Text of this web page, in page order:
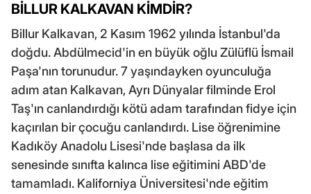
BİLLUR KALKAVAN KİMDİR?
Billur Kalkavan, 2 Kasım 1962 yılında İstanbul'da
doğdu. Abdülmecid'in en büyük oğlu Zülüflü İsmail
Paşa'nın torunudur. 7 yaşındayken oyunculuğa
adım atan Kalkavan, Ayrı Dünyalar filminde Erol
Taş'ın canlandırdığı kötü adam tarafından fidye için
kaçırılan bir çocuğu canlandırdı. Lise öğrenimine
Kadıköy Anadolu Lisesi'nde başlasa da ilk
senesinde sınıfta kalınca lise eğitimini ABD'de
tamamladı. Kaliforniya Üniversitesi'nde eğitim